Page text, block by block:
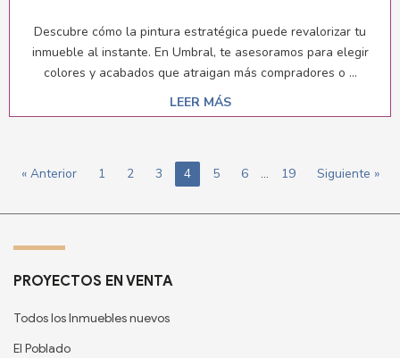
Descubre cómo la pintura estratégica puede revalorizar tu
inmueble al instante. En Umbral, te asesoramos para elegir
colores y acabados que atraigan más compradores o ...
LEER MÁS
« Anterior 1 2 3 4 5 6 … 19 Siguiente »
PROYECTOS EN VENTA
Todos los Inmuebles nuevos
El Poblado